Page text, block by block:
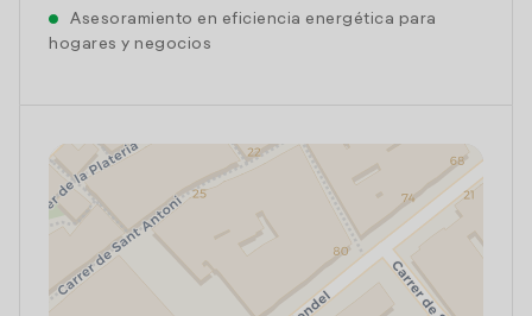
Asesoramiento en eficiencia energética para
hogares y negocios